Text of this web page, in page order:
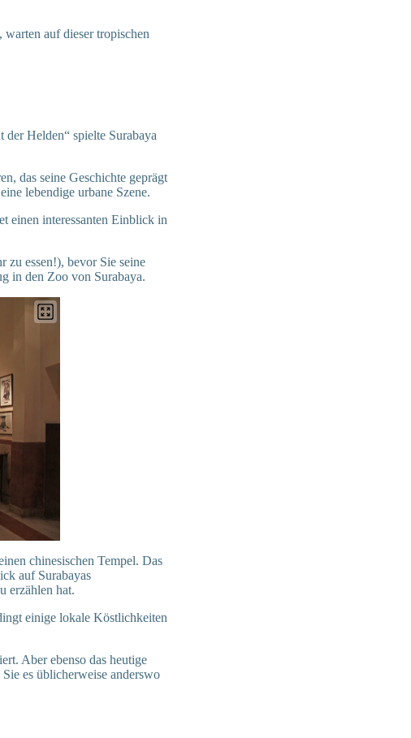
warten auf dieser tropischen
der Helden“ spielte Surabaya
das seine Geschichte geprägt
lebendige urbane Szene.
einen interessanten Einblick in
zu essen!), bevor Sie seine
in den Zoo von Surabaya.
chinesischen Tempel. Das
auf Surabayas
erzählen hat.
einige lokale Köstlichkeiten
Aber ebenso das heutige
es üblicherweise anderswo